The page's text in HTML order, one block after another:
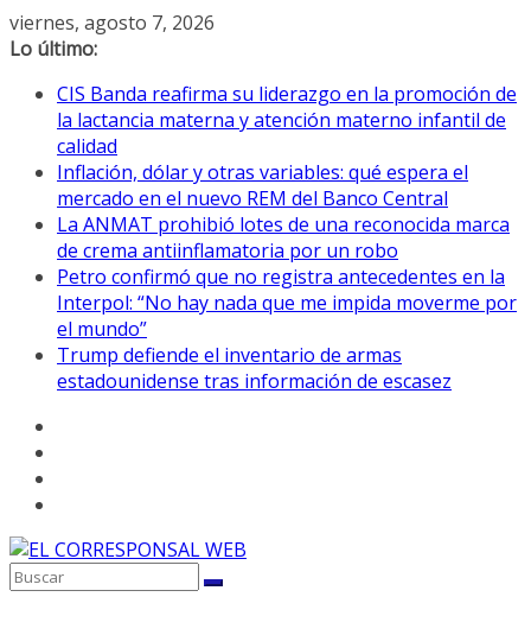
Saltar
al
viernes, agosto 7, 2026
Lo último:
CIS Banda reafirma su liderazgo en la promoción de
la lactancia materna y atención materno infantil de
calidad
Inflación, dólar y otras variables: qué espera el
mercado en el nuevo REM del Banco Central
La ANMAT prohibió lotes de una reconocida marca
de crema antiinflamatoria por un robo
Petro confirmó que no registra antecedentes en la
Interpol: “No hay nada que me impida moverme por
el mundo”
Trump defiende el inventario de armas
estadounidense tras información de escasez